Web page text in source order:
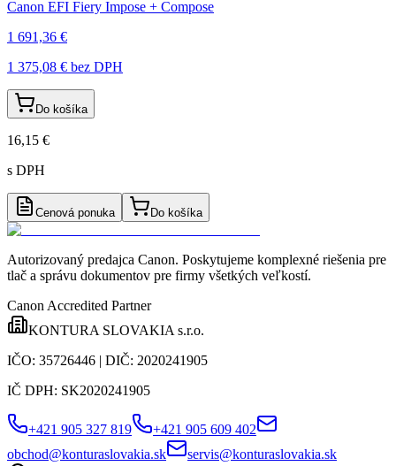
Canon EFI Fiery Impose + Compose
1 691,36 €
1 375,08 € bez DPH
Do košíka
16,15 €
s DPH
Cenová ponuka Do košíka
Autorizovaný predajca Canon. Poskytujeme komplexné riešenia pre
tlač a správu dokumentov pre firmy všetkých veľkostí.
Canon Accredited Partner
KONTURA SLOVAKIA s.r.o.
IČO: 35726446 | DIČ: 2020241905
IČ DPH: SK2020241905
+421 905 327 819
+421 905 609 402
obchod@konturaslovakia.sk
servis@konturaslovakia.sk